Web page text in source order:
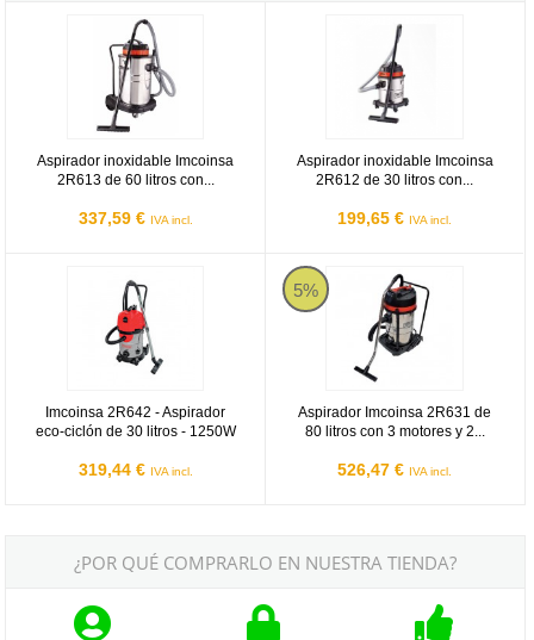
Aspirador inoxidable Imcoinsa
2R613 de 60 litros con...
337,59 € IVA incl.
Aspirador inoxidable Imcoinsa 2R613 de 60 litros con telecontrol y
Aspirador inoxidable Imcoinsa
2R612 de 30 litros con...
199,65 € IVA incl.
Imcoinsa 2R642 - Aspirador
eco-ciclón de 30 litros - 1250W
319,44 € IVA incl.
Imcoinsa 2R642 - Aspirador eco-ciclón de 30 litros - 1250W
5%
Aspirador Imcoinsa 2R631 de
80 litros con 3 motores y 2...
526,47 € IVA incl.
Aspirador Imcoinsa 2R631 de
¿POR QUÉ COMPRARLO EN NUESTRA TIENDA?